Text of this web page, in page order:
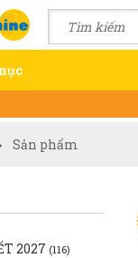
Sản phẩm
2027 (116)